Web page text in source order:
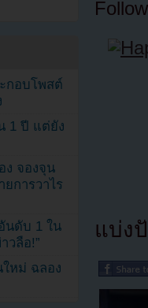
แบ่ง
กอบโพสต์
1 ปี แต่ยัง
ง จองจุน
การวาไร
นดับ 1 ใน
วลือ!”
ใหม่ ฉลอง